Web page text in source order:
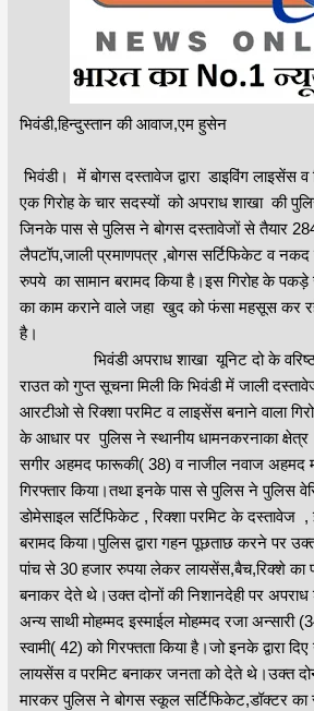
भिवंडी,हिन्दुस्तान की आवाज,एम हुसेन
भिवंडी। में बोगस दस्तावेज द्वारा डाइविंग लाइसेंस व
एक गिरोह के चार सदस्यों को अपराध शाखा की
जिनके पास से पुलिस ने बोगस दस्तावेजों से तैयार
लैपटॉप,जाली प्रमाणपत्र ,बोगस सर्टिफिकेट व
रुपये का सामान बरामद किया है।इस गिरोह के
का काम कराने वाले जहा खुद को फंसा महसूस कर
है।
भिवंडी अपराध शाखा यूनिट दो के वरिष्ठ
राउत को गुप्त सूचना मिली कि भिवंडी में जाली
आरटीओ से रिक्शा परमिट व लाइसेंस बनाने वाला
के आधार पर पुलिस ने स्थानीय धामनकरनाका
सगीर अहमद फारूकी( 38) व नाजील नवाज अहमद
गिरफ्तार किया।तथा इनके पास से पुलिस ने पुलिस
डोमेसाइल सर्टिफिकेट , रिक्शा परमिट के दस्तावेज
बरामद किया।पुलिस द्वारा गहन पूछताछ करने पर
पांच से 30 हजार रुपया लेकर लायसेंस,बैच,रिक्शे
बनाकर देते थे।उक्त दोनों की निशानदेही पर
अन्य साथी मोहम्मद इस्माईल मोहम्मद रजा अन्सारी
स्वामी( 42) को गिरफ्तता किया है।जो इनके द्वारा
लायसेंस व परमिट बनाकर जनता को देते थे।उक्त
मारकर पुलिस ने बोगस स्कूल सर्टिफिकेट,डॉक्टर